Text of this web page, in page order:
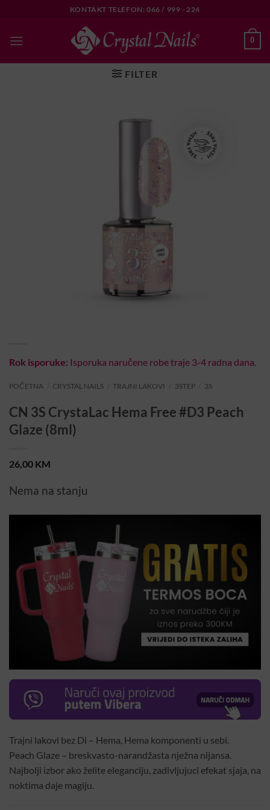
content
KONTAKT TELEFON: 066 / 999 - 224
0
FILTER
Rok isporuke: Isporuka naručene robe traje 3-4 radna dana.
POČETNA CRYSTAL NAILS TRAJNI LAKOVI 3STEP 3S
CN 3S CrystaLac Hema Free #D3 Peach
Glaze (8ml)
26,00 KM
Nema na stanju
Trajni lakovi bez Di – Hema, Hema komponenti u sebi.
Peach Glaze – breskvasto-narandžasta nježna nijansa.
Najbolji izbor ako želite eleganciju, zadivljujuci efekat sjaja, na
noktima daje magiju.